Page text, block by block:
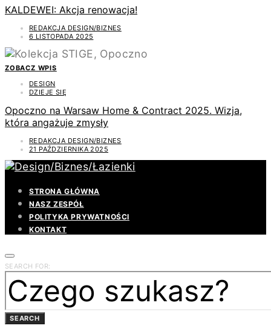
KALDEWEI: Akcja renowacja!
REDAKCJA DESIGN/BIZNES
6 LISTOPADA 2025
ZOBACZ WPIS
DESIGN
DZIEJE SIĘ
Opoczno na Warsaw Home & Contract 2025. Wizja,
która angażuje zmysły
REDAKCJA DESIGN/BIZNES
21 PAŹDZIERNIKA 2025
STRONA GŁÓWNA
NASZ ZESPÓŁ
POLITYKA PRYWATNOŚCI
KONTAKT
SEARCH FOR:
SEARCH